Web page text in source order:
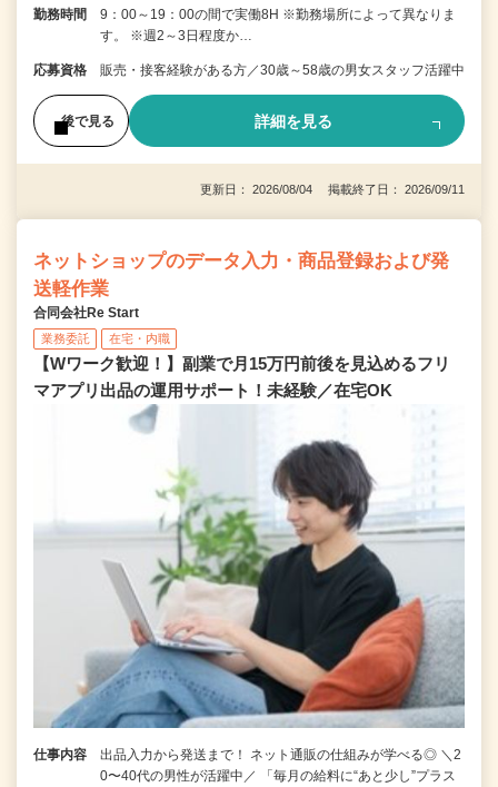
勤務時間
9：00～19：00の間で実働8H ※勤務場所によって異なりま
す。 ※週2～3日程度か…
応募資格 販売・接客経験がある方／30歳～58歳の男女スタッフ活躍中
後で見る 詳細を見る
更新日： 2026/08/04 掲載終了日： 2026/09/11
ネットショップのデータ入力・商品登録および発
送軽作業
合同会社Re Start
業務委託 在宅・内職
【Wワーク歓迎！】副業で月15万円前後を見込めるフリ
マアプリ出品の運用サポート！未経験／在宅OK
仕事内容
出品入力から発送まで！ ネット通販の仕組みが学べる◎ ＼2
0〜40代の男性が活躍中／ 「毎月の給料に“あと少し”プラス